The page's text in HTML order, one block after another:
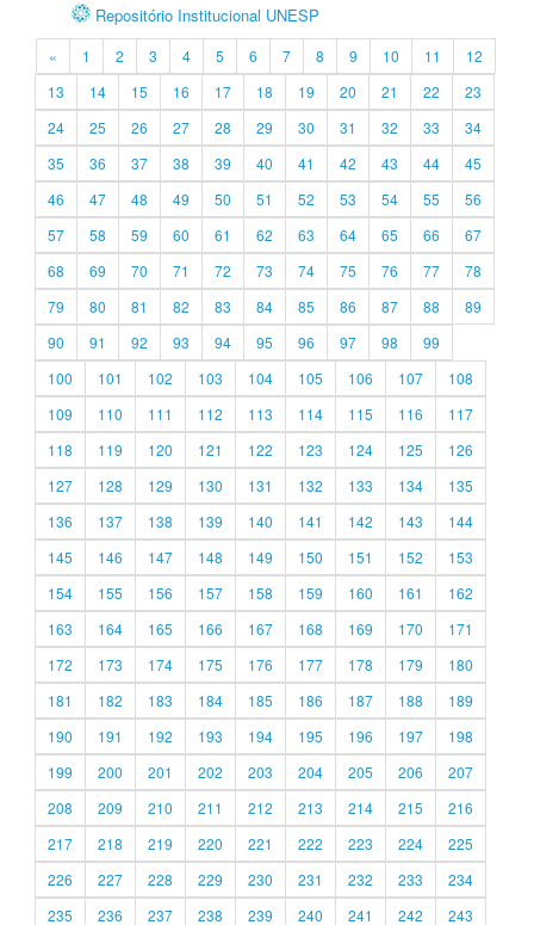
Repositório Institucional UNESP
« 1 2 3 4 5 6 7 8 9 10 11
12
13
14 15 16 17 18 19 20 21 22
23
24
25 26 27 28 29 30 31 32 33
34
35
36 37 38 39 40 41 42 43 44
45
46
47 48 49 50 51 52 53 54 55
56
57
58 59 60 61 62 63 64 65 66
67
68
69 70 71 72 73 74 75 76 77
78
79
80 81 82 83 84 85 86 87 88
89
90
91 92 93 94 95 96 97 98
99
100
101 102 103 104 105 106 107
108
109
110 111 112 113 114 115 116
117
118
119 120 121 122 123 124 125
126
127
128 129 130 131 132 133 134
135
136
137 138 139 140 141 142 143
144
145
146 147 148 149 150 151 152
153
154
155 156 157 158 159 160 161
162
163
164 165 166 167 168 169 170
171
172
173 174 175 176 177 178 179
180
181
182 183 184 185 186 187 188
189
190
191 192 193 194 195 196 197
198
199
200 201 202 203 204 205 206
207
208
209 210 211 212 213 214 215
216
217
218 219 220 221 222 223 224
225
226
227 228 229 230 231 232 233
234
235
236 237 238 239 240 241 242 243